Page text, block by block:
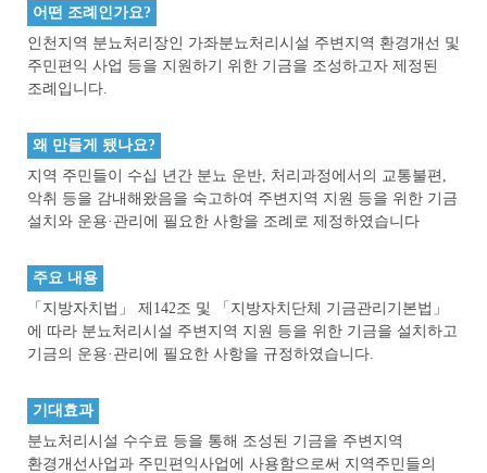
어떤 조례인가요?
인천지역 분뇨처리장인 가좌분뇨처리시설 주변지역 환경개선 및
주민편익 사업 등을 지원하기 위한 기금을 조성하고자 제정된
조례입니다.
왜 만들게 됐나요?
지역 주민들이 수십 년간 분뇨 운반, 처리과정에서의 교통불편,
악취 등을 감내해왔음을 숙고하여 주변지역 지원 등을 위한 기금
설치와 운용·관리에 필요한 사항을 조례로 제정하였습니다
주요 내용
「지방자치법」 제142조 및 「지방자치단체 기금관리기본법」
에 따라 분뇨처리시설 주변지역 지원 등을 위한 기금을 설치하고
기금의 운용·관리에 필요한 사항을 규정하였습니다.
기대효과
분뇨처리시설 수수료 등을 통해 조성된 기금을 주변지역
환경개선사업과 주민편익사업에 사용함으로써 지역주민들의